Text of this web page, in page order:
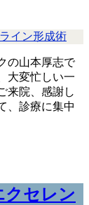
イン形成術
の山本厚志で
大変忙しい一
来院、感謝し
、診療に集中
クセレン